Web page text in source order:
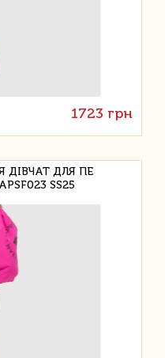
1723 грн
ДЛЯ ПЕ
SS25